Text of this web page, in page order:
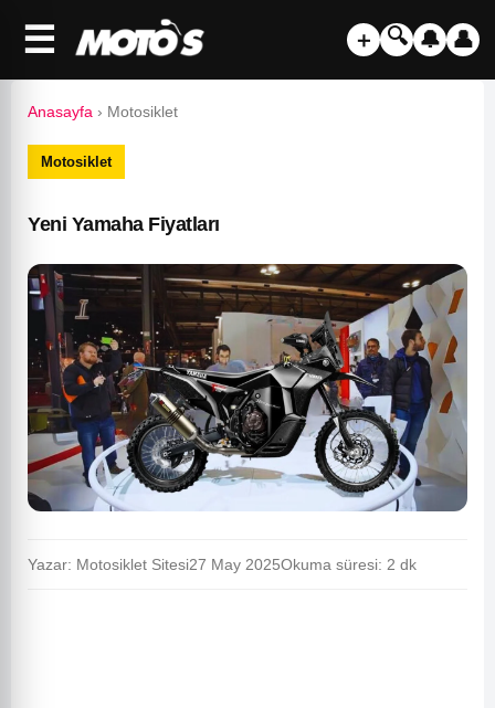
☰ ＋ 🔍 🔔 👤
Anasayfa › Motosiklet
Motosiklet
Yeni Yamaha Fiyatları
Yazar: Motosiklet Sitesi27 May 2025Okuma süresi: 2 dk